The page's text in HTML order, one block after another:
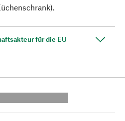
für die EU